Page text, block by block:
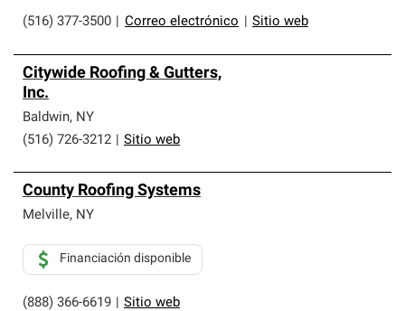
(516) 377-3500 Correo electrónico Sitio web
Citywide Roofing & Gutters,
Inc.
Baldwin, NY
(516) 726-3212
Sitio web
County Roofing Systems
Melville, NY
(888) 366-6619 Sitio web
Financiación disponible